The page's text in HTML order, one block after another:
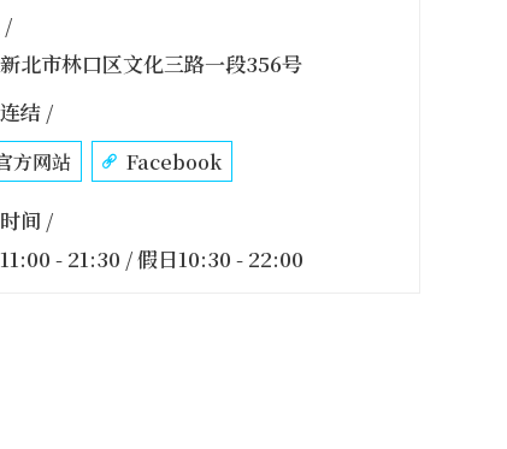
/
北市林口区文化三路一段356号
结 /
方网站 Facebook
间 /
- 21:30 / 假日10:30 - 22:00